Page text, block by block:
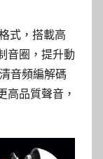
式，搭載高
音圈，提升動
音頻編解碼
高品質聲音，